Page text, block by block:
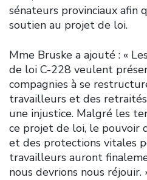
sénateurs provinciaux afin
soutien au projet de loi.
Mme Bruske a ajouté : «
de loi C-228 veulent
compagnies à se
travailleurs et des
une injustice. Malgré les
ce projet de loi, le pouvoir
et des protections vitales
travailleurs auront
nous devrions nous réjouir.